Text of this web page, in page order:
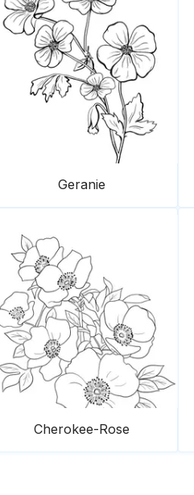
Geranie
Cherokee-Rose